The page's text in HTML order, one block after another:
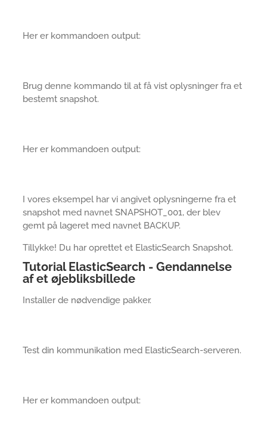
Her er kommandoen output:
Brug denne kommando til at få vist oplysninger fra et
bestemt snapshot.
Her er kommandoen output:
I vores eksempel har vi angivet oplysningerne fra et
snapshot med navnet SNAPSHOT_001, der blev
gemt på lageret med navnet BACKUP.
Tillykke! Du har oprettet et ElasticSearch Snapshot.
Tutorial ElasticSearch - Gendannelse
af et øjebliksbillede
Installer de nødvendige pakker.
Test din kommunikation med ElasticSearch-serveren.
Her er kommandoen output: